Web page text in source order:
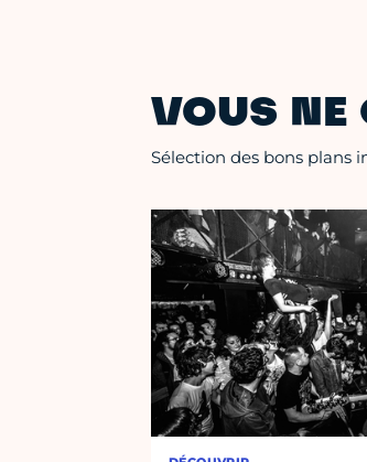
VOUS NE
Sélection des bons plans